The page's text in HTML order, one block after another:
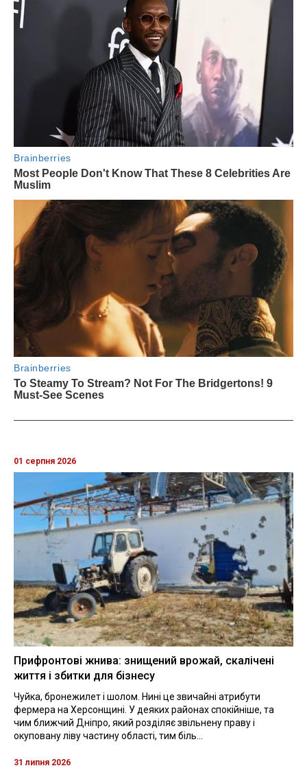
01 серпня 2026
Прифронтові жнива: знищений врожай, скалічені
життя і збитки для бізнесу
Чуйка, бронежилет і шолом. Нині це звичайні атрибути
фермера на Херсонщині. У деяких районах спокійніше, та
чим ближчий Дніпро, який розділяє звільнену праву і
окуповану ліву частину області, тим біль...
31 липня 2026